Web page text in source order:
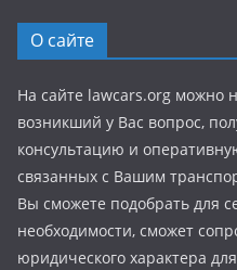
О сайте
На сайте lawcars.org можно
возникший у Вас вопрос,
консультацию и
связанных с Вашим
Вы сможете подобрать для
необходимости, сможет
юридического характера